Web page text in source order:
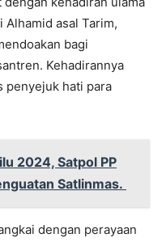
Alhamid asal Tarim,
bagi
Kehadirannya
penyejuk hati para
2024, Satpol PP
Satlinmas.
dengan perayaan